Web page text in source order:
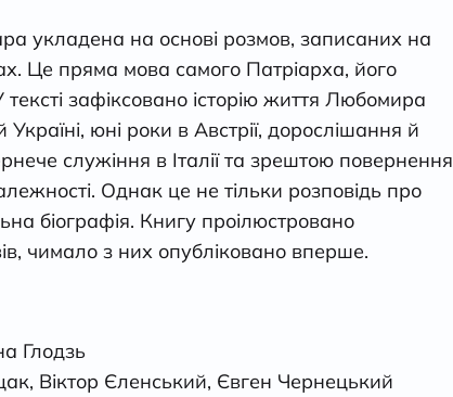
укладена на основі розмов, записаних на
Це пряма мова самого Патріарха, його
зафіксовано історію життя Любомира
юні роки в Австрії, дорослішання й
служіння в Італії та зрештою повернення
Однак це не тільки розповідь про
біографія. Книгу проілюстровано
чимало з них опубліковано вперше.
Глодзь
Віктор Єленський, Євген Чернецький